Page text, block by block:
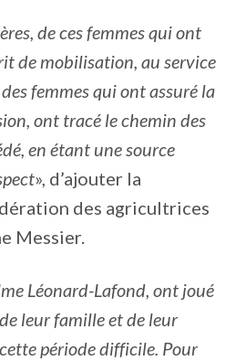
de ces femmes qui ont
de mobilisation, au service
femmes qui ont assuré la
ont tracé le chemin des
en étant une source
», d’ajouter la
des agricultrices
Messier.
Léonard-Lafond, ont joué
leur famille et de leur
période difficile. Pour